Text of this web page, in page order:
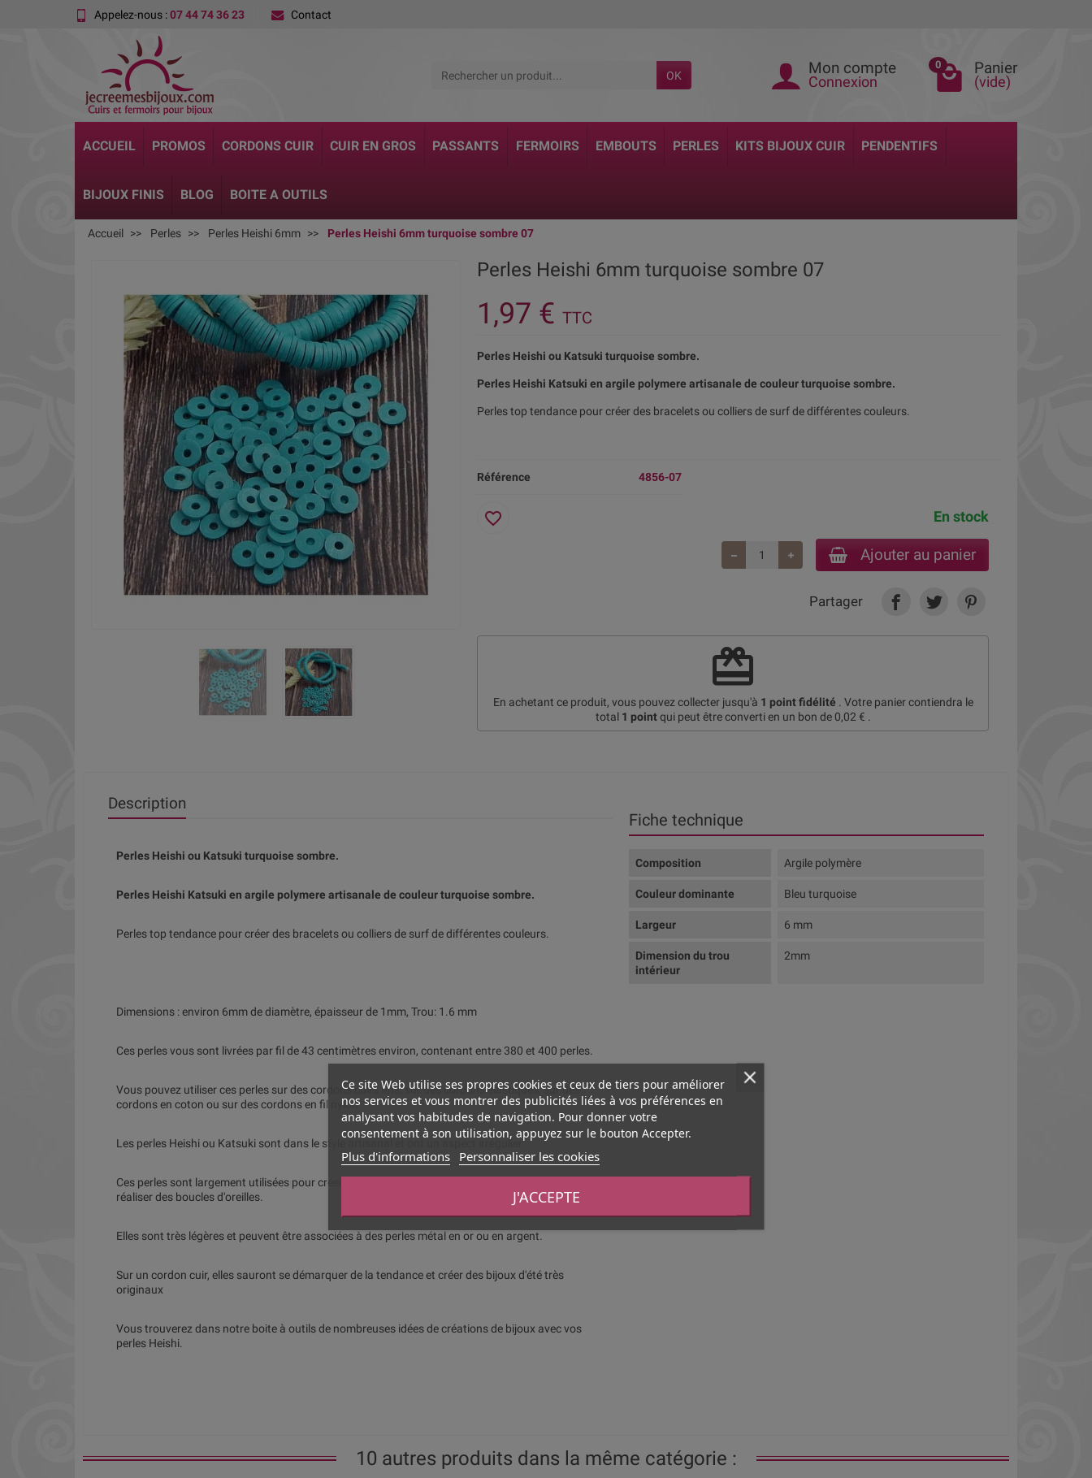
Appelez-nous :07 44 74 36 23 Contact
OK Mon compte
Connexion
0 Panier
(vide)
ACCUEIL PROMOS CORDONS CUIR CUIR EN GROS PASSANTS FERMOIRS EMBOUTS PERLES KITS BIJOUX CUIR PENDENTIFS
BIJOUX FINIS BLOG BOITE A OUTILS
Accueil Perles Perles Heishi 6mm Perles Heishi 6mm turquoise sombre 07
Perles Heishi 6mm turquoise sombre 07
1,97 € TTC
Perles Heishi ou Katsuki turquoise sombre.
Perles Heishi Katsuki en argile polymere artisanale de couleur turquoise sombre.
Perles top tendance pour créer des bracelets ou colliers de surf de différentes couleurs.
Référence 4856-07
En stock
Ajouter au panier
favorite_border
Partager
redeem
En achetant ce produit, vous pouvez collecter jusqu'à 1 point fidélité . Votre panier contiendra le
total 1 pointqui peut être converti en un bon de 0,02 € .
Description
Perles Heishi ou Katsuki turquoise sombre.
Perles Heishi Katsuki en argile polymere artisanale de couleur turquoise sombre.
Perles top tendance pour créer des bracelets ou colliers de surf de différentes couleurs.
Dimensions : environ 6mm de diamètre, épaisseur de 1mm, Trou: 1.6 mm
Ces perles vous sont livrées par fil de 43 centimètres environ, contenant entre 380 et 400 perles.
Vous pouvez utiliser ces perles sur des cordons cuirs fins, sur des cordons élastiques, sur des
cordons en coton ou sur des cordons en fil nylon.
Les perles Heishi ou Katsuki sont dans le style artisanal et ont un aspect irrégulier.
Ces perles sont largement utilisées pour créer des bracelets ou colliers de surf. Vous pouvez aussi
réaliser des boucles d'oreilles.
Elles sont très légères et peuvent être associées à des perles métal en or ou en argent.
Sur un cordon cuir, elles sauront se démarquer de la tendance et créer des bijoux d'été très
originaux
Vous trouverez dans notre boite à outils de nombreuses idées de créations de bijoux avec vos
perles Heishi.
Fiche technique
Composition Argile polymère
Couleur dominante Bleu turquoise
Largeur 6 mm
Dimension du trou
intérieur
2mm
10 autres produits dans la même catégorie :
Ce site Web utilise ses propres cookies et ceux de tiers pour améliorer
nos services et vous montrer des publicités liées à vos préférences en
analysant vos habitudes de navigation. Pour donner votre
consentement à son utilisation, appuyez sur le bouton Accepter.
Plus d'informations Personnaliser les cookies
J'ACCEPTE